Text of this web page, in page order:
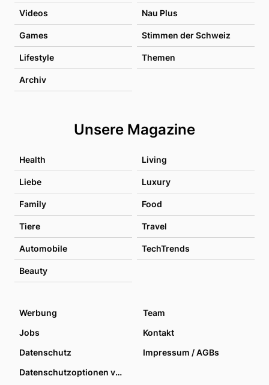
Videos Nau Plus
Games Stimmen der Schweiz
Lifestyle Themen
Archiv
Unsere Magazine
Health Living
Liebe Luxury
Family Food
Tiere Travel
Automobile TechTrends
Beauty
Werbung
Team
Jobs
Kontakt
Datenschutz
Impressum / AGBs
Datenschutzoptionen verwalten